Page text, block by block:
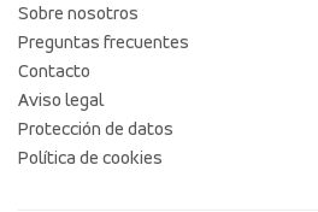
Sobre nosotros
Preguntas frecuentes
Contacto
Aviso legal
Protección de datos
Política de cookies